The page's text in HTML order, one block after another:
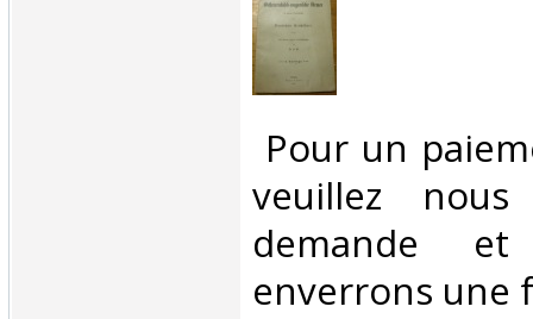
Pour un
veuillez
demande
enverrons une